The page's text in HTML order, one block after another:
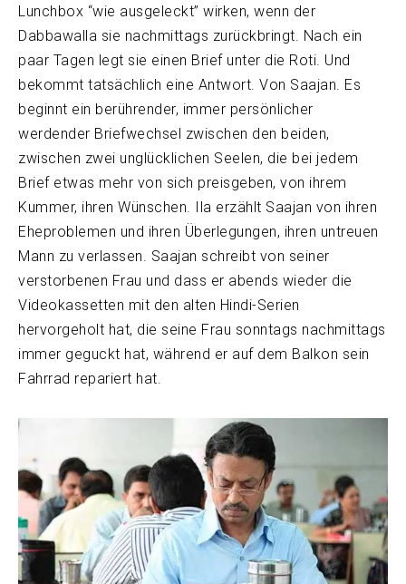
Lunchbox “wie ausgeleckt” wirken, wenn der
Dabbawalla sie nachmittags zurückbringt. Nach ein
paar Tagen legt sie einen Brief unter die Roti. Und
bekommt tatsächlich eine Antwort. Von Saajan. Es
beginnt ein berührender, immer persönlicher
werdender Briefwechsel zwischen den beiden,
zwischen zwei unglücklichen Seelen, die bei jedem
Brief etwas mehr von sich preisgeben, von ihrem
Kummer, ihren Wünschen. Ila erzählt Saajan von ihren
Eheproblemen und ihren Überlegungen, ihren untreuen
Mann zu verlassen. Saajan schreibt von seiner
verstorbenen Frau und dass er abends wieder die
Videokassetten mit den alten Hindi-Serien
hervorgeholt hat, die seine Frau sonntags nachmittags
immer geguckt hat, während er auf dem Balkon sein
Fahrrad repariert hat.